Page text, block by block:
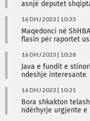
asnjë deputet
16 DHJ 2023 | 10:33
Maqedonci në
flasin për raportet
16 DHJ 2023 | 10:28
Java e fundit e
ndeshje interesante
16 DHJ 2023 | 10:21
Bora shkakton
ndërhyrje urgjente e